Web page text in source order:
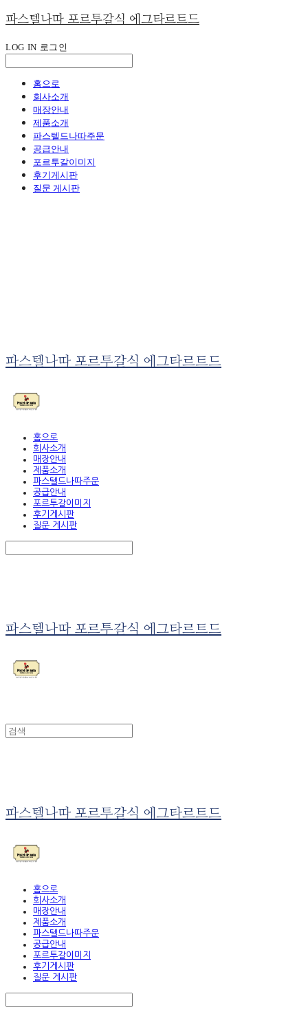
파스텔나따 포르투갈식 에그타르트드
LOG IN 로그인
홈으로
회사소개
매장안내
제품소개
파스텔드나따주문
공급안내
포르투갈이미지
후기게시판
질문 게시판
파스텔나따 포르투갈식 에그타르트드
홈으로
회사소개
매장안내
제품소개
파스텔드나따주문
공급안내
포르투갈이미지
후기게시판
질문 게시판
파스텔나따 포르투갈식 에그타르트드
파스텔나따 포르투갈식 에그타르트드
홈으로
회사소개
매장안내
제품소개
파스텔드나따주문
공급안내
포르투갈이미지
후기게시판
질문 게시판